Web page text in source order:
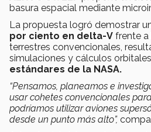
basura espacial mediante
La propuesta logró demostrar
por ciento en delta-V frente a
terrestres convencionales,
simulaciones y cálculos
estándares de la NASA.
“Pensamos, planeamos e
usar cohetes convencionales
podríamos utilizar aviones
desde un punto más alto”,